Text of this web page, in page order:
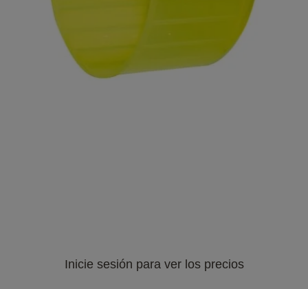
Inicie sesión para ver los precios